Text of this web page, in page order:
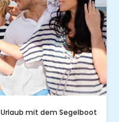
Urlaub mit dem Segelboot